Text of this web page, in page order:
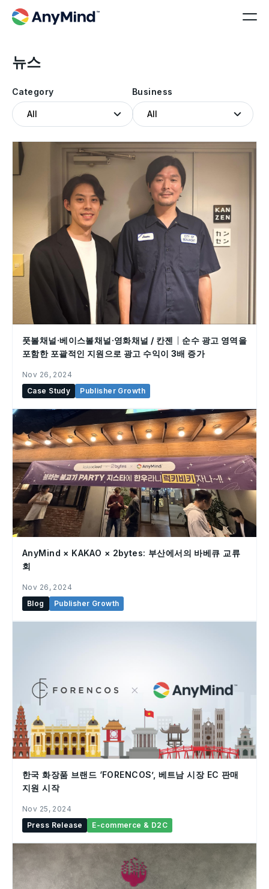
뉴스
Category Business
Case Study Publisher Growth
Nov 26, 2024
풋볼채널·베이스볼채널·영화채널 / 칸젠｜순수 광고 영역을
포함한 포괄적인 지원으로 광고 수익이 3배 증가
AnyMind × KAKAO × 2bytes: 부산에서의 바베큐 교류
회
Nov 26, 2024
Blog
Publisher Growth
한국 화장품 브랜드 ‘FORENCOS’, 베트남 시장 EC 판매
지원 시작
Nov 25, 2024
Press Release
E-commerce & D2C